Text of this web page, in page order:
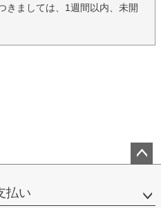
きましては、1週間以内、未開
ップ
払い